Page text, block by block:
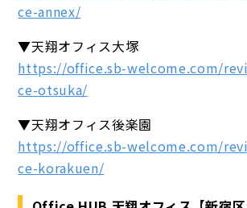
ce-annex/
▼天翔オフィス大塚
https://office.sb-welcome.com/
ce-otsuka/
▼天翔オフィス後楽園
https://office.sb-welcome.com/
ce-korakuen/